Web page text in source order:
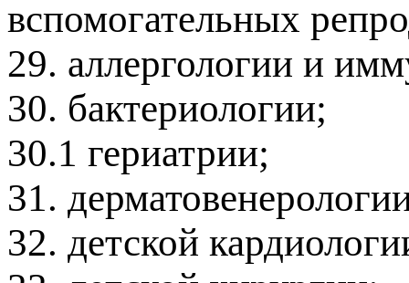
вспомогательных
29. аллергологии и
30. бактериологии;
30.1 гериатрии;
31.
32. детской